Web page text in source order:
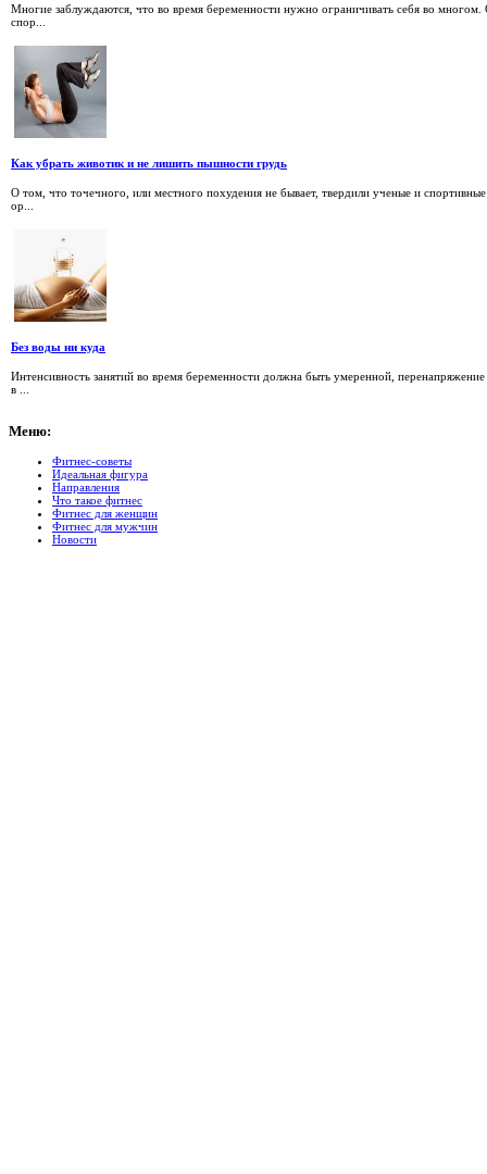
Многие заблуждаются, что во время беременности нужно ограничивать себя во многом.
спор...
Как убрать животик и не лишить пышности грудь
О том, что точечного, или местного похудения не бывает, твердили ученые и
ор...
Без воды ни куда
Интенсивность занятий во время бере­менности должна быть умеренной,
в ...
Меню:
Фитнес-советы
Идеальная фигура
Направления
Что такое фитнес
Фитнес для женщин
Фитнес для мужчин
Новости